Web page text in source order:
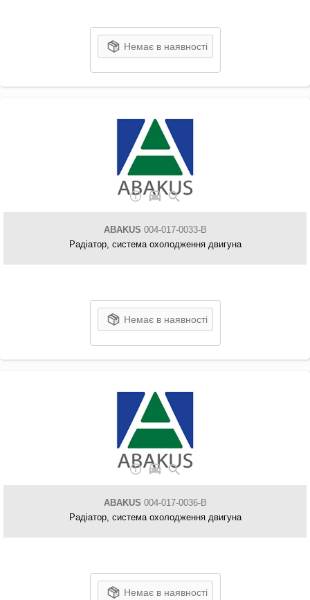
Немає в наявності
ABAKUS 004-017-0033-B
Радіатор, система охолодження двигуна
Немає в наявності
ABAKUS 004-017-0036-B
Радіатор, система охолодження двигуна
Немає в наявності